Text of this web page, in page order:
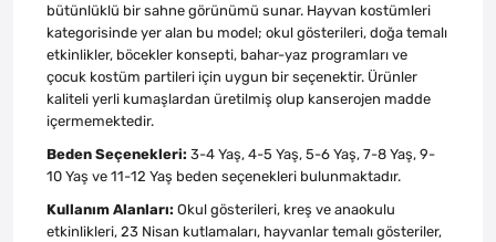
bütünlüklü bir sahne görünümü sunar. Hayvan kostümleri
kategorisinde yer alan bu model; okul gösterileri, doğa temalı
etkinlikler, böcekler konsepti, bahar-yaz programları ve
çocuk kostüm partileri için uygun bir seçenektir. Ürünler
kaliteli yerli kumaşlardan üretilmiş olup kanserojen madde
içermemektedir.
Beden Seçenekleri: 3-4 Yaş, 4-5 Yaş, 5-6 Yaş, 7-8 Yaş, 9-
10 Yaş ve 11-12 Yaş beden seçenekleri bulunmaktadır.
Kullanım Alanları: Okul gösterileri, kreş ve anaokulu
etkinlikleri, 23 Nisan kutlamaları, hayvanlar temalı gösteriler,